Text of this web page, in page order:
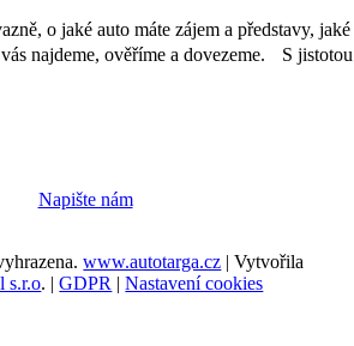
o jaké auto máte zájem a představy, jaké
najdeme, ověříme a dovezeme. S jistotou
Napište nám
www.autotarga.cz | Vytvořila
s.r.o. |GDPR |Nastavení cookies